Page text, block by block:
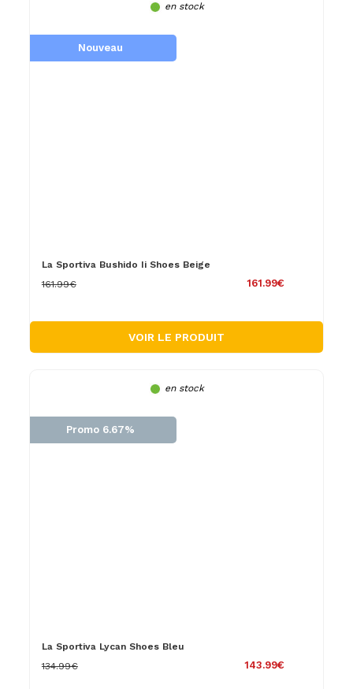
en stock
Nouveau
La Sportiva Bushido Ii Shoes Beige
161.99€
161.99€
VOIR LE PRODUIT
en stock
Promo 6.67%
La Sportiva Lycan Shoes Bleu
143.99€
134.99€